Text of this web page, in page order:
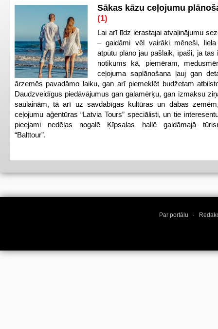
Sākas kāzu ceļojumu
(1)
Lai arī līdz ierastajai atvaļinājumu
– gaidāmi vēl vairāki mēneši,
atpūtu plāno jau pašlaik, īpaši, ja
notikums kā, piemēram,
ceļojuma saplānošana ļauj gan
ārzemēs pavadāmo laiku, gan arī piemeklēt budžetam
Daudzveidīgus piedāvājumus gan galamērķu, gan izmaksu
saulainām, tā arī uz savdabīgas kultūras un dabas
ceļojumu aģentūras “Latvia Tours” speciālisti, un tie
pieejami nedēļas nogalē Ķīpsalas hallē gaidāmajā
“Balttour”.
Par portālu ·